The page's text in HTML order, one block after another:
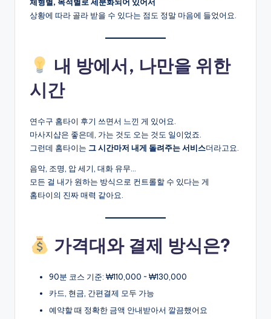
상황에 따라 골라 받을 수 있다는 점도 정말 마음에 들었어요.
내 방에서, 나만을 위한
시간
연수구 홈타이 후기 쓰면서 느낀 게 있어요.
마사지샵은 좋은데, 가는 것도 오는 것도 일이었죠.
그런데 홈타이는 그 시간마저 내게 돌려주는 서비스더라고요.
음악, 조명, 압 세기, 대화 유무…
모든 걸 내가 원하는 방식으로 컨트롤할 수 있다는 게
홈타이의 진짜 매력 같아요.
가격대와 결제 방식은?
90분 코스 기준: ₩110,000 ~ ₩130,000
카드, 현금, 간편결제 모두 가능
예약할 때 정확한 금액 안내받아서 깔끔했어요